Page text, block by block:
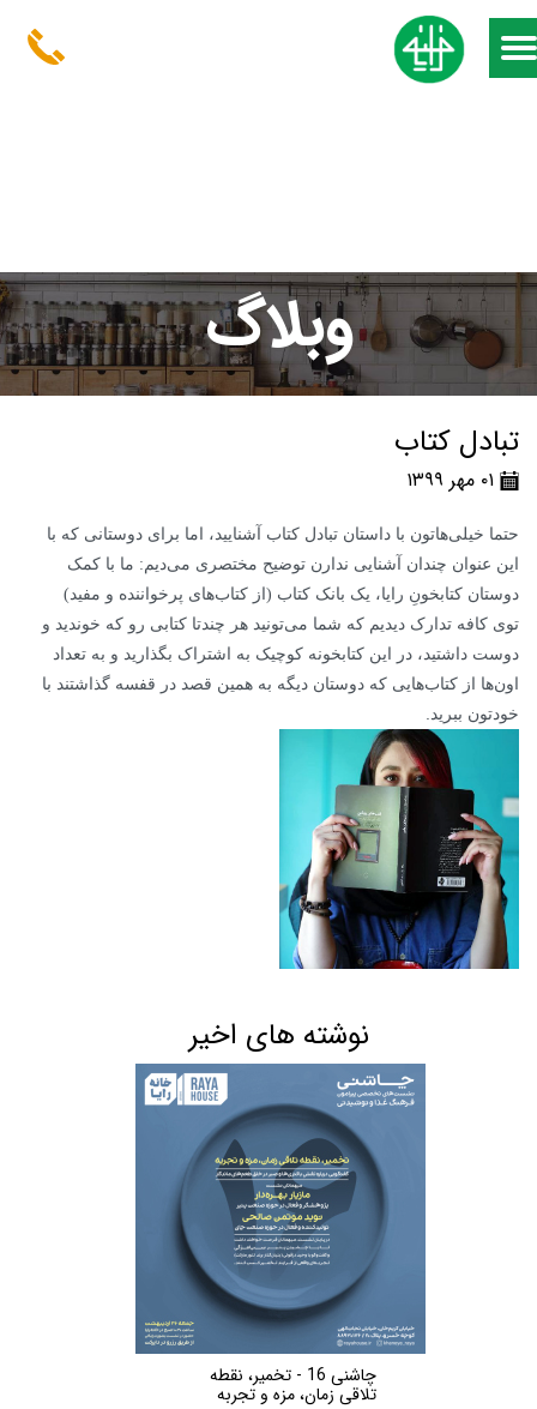
وبلاگ
تبادل کتاب
۰۱ مهر ۱۳۹۹
حتما خیلی‌هاتون با داستان تبادل کتاب آشنایید، اما برای دوستانی که با
این عنوان چندان آشنایی ندارن توضیح مختصری می‌دیم: ما با کمک
دوستان کتابخونِ رایا، یک بانک کتاب (از کتاب‌های پرخواننده و مفید)
توی کافه تدارک دیدیم که شما می‌تونید هر چندتا کتابی رو که خوندید و
دوست داشتید، در این کتابخونه کوچیک به اشتراک بگذارید و به تعداد
اون‌ها از کتاب‌هایی که دوستان دیگه به همین قصد در قفسه گذاشتند با
خودتون ببرید
نوشته های اخیر
چاشنی 16 - تخمیر، نقطه
تلاقی زمان، مزه و تجربه